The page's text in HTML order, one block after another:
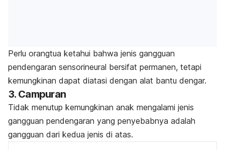
Perlu orangtua ketahui bahwa jenis gangguan
pendengaran sensorineural bersifat permanen, tetapi
kemungkinan dapat diatasi dengan alat bantu dengar.
3. Campuran
Tidak menutup kemungkinan anak mengalami jenis
gangguan pendengaran yang penyebabnya adalah
gangguan dari kedua jenis di atas.